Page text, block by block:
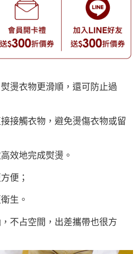
燙衣物更滑順，還可防止過
接觸衣物，避免燙傷衣物或留
效地完成熨燙。
便；
生。
不占空間，出差攜帶也很方